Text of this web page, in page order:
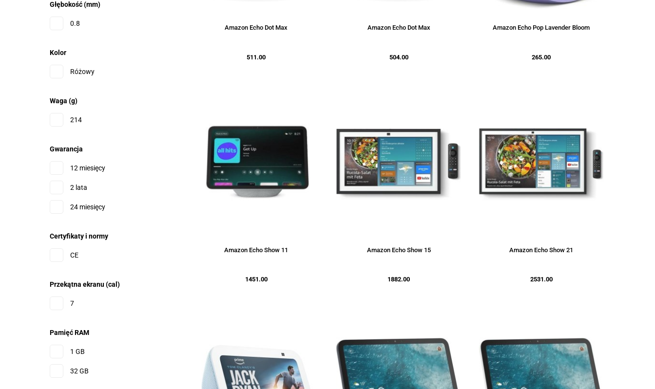
Głębokość (mm)
0.8
Kolor
Różowy
Waga (g)
214
Gwarancja
12 miesięcy
2 lata
24 miesięcy
Certyfikaty i normy
CE
Przekątna ekranu (cal)
7
Pamięć RAM
1 GB
32 GB
Amazon Echo Dot Max
511.00
Amazon Echo Dot Max
504.00
Amazon Echo Pop Lavender Bloom
265.00
Amazon Echo Show 11
1451.00
Amazon Echo Show 15
1882.00
Amazon Echo Show 21
2531.00